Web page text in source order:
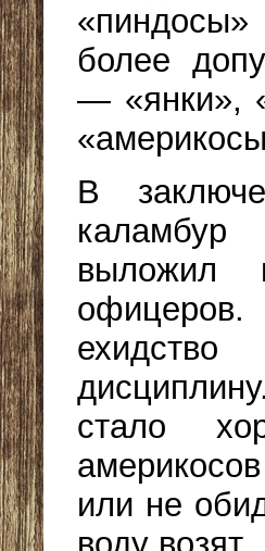
«пиндосы»
более
— «янки»,
В
выложил
стало
или не